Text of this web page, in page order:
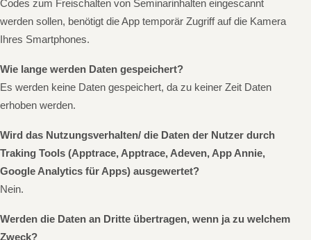
Codes zum Freischalten von Seminarinhalten eingescannt
werden sollen, benötigt die App temporär Zugriff auf die Kamera
Ihres Smartphones.
Wie lange werden Daten gespeichert?
Es werden keine Daten gespeichert, da zu keiner Zeit Daten
erhoben werden.
Wird das Nutzungsverhalten/ die Daten der Nutzer durch
Traking Tools (Apptrace, Apptrace, Adeven, App Annie,
Google Analytics für Apps) ausgewertet?
Nein.
Werden die Daten an Dritte übertragen, wenn ja zu welchem
Zweck?